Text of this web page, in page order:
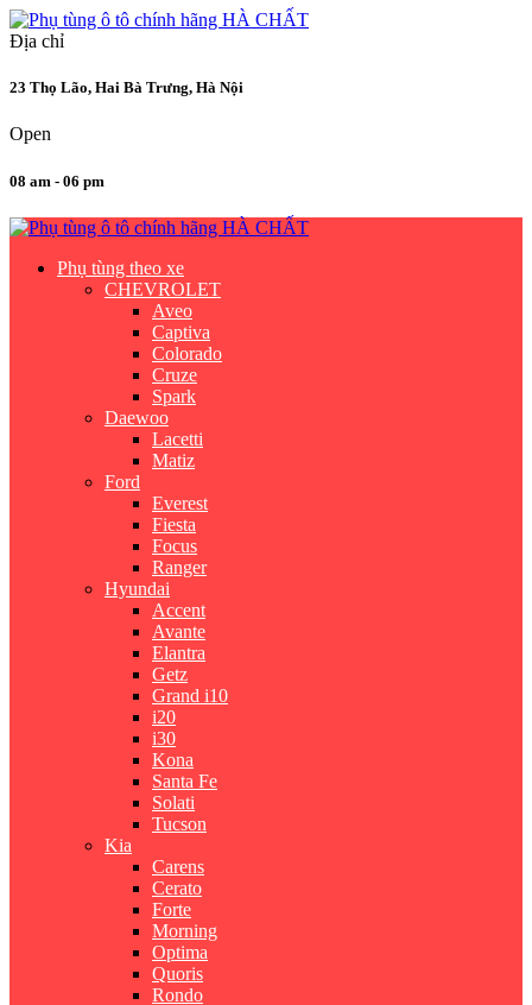
Địa chỉ
23 Thọ Lão, Hai Bà Trưng, Hà Nội
Open
08 am - 06 pm
Phụ tùng theo xe
CHEVROLET
Aveo
Captiva
Colorado
Cruze
Spark
Daewoo
Lacetti
Matiz
Ford
Everest
Fiesta
Focus
Ranger
Hyundai
Accent
Avante
Elantra
Getz
Grand i10
i20
i30
Kona
Santa Fe
Solati
Tucson
Kia
Carens
Cerato
Forte
Morning
Optima
Quoris
Rondo